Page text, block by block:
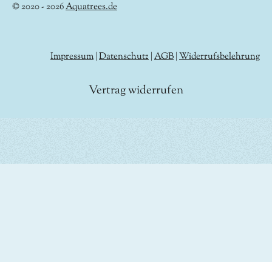
© 2020 - 2026Aquatrees.de
Impressum Datenschutz AGB Widerrufsbelehrung
Vertrag widerrufen